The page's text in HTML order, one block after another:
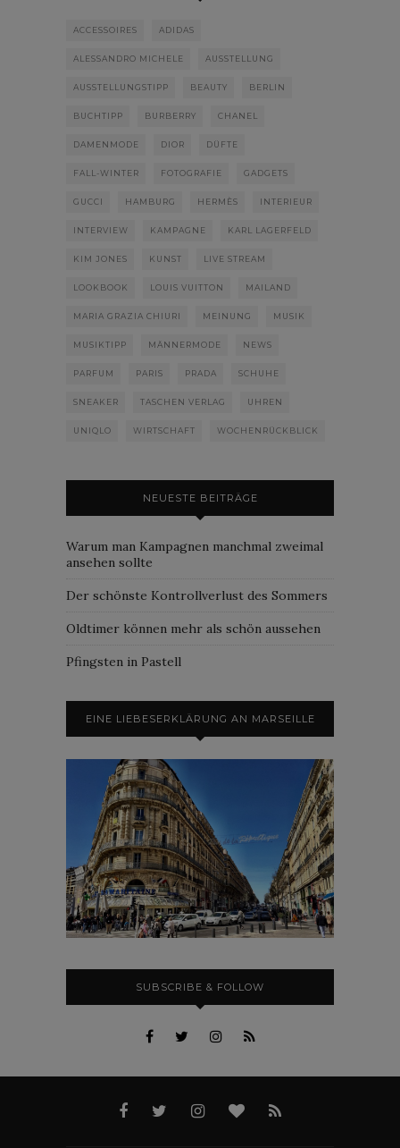
ACCESSOIRES ADIDAS
ALESSANDRO MICHELE AUSSTELLUNG
AUSSTELLUNGSTIPP BEAUTY BERLIN
BUCHTIPP BURBERRY CHANEL
DAMENMODE DIOR DÜFTE
FALL-WINTER FOTOGRAFIE GADGETS
GUCCI HAMBURG HERMÈS INTERIEUR
INTERVIEW KAMPAGNE KARL LAGERFELD
KIM JONES KUNST LIVE STREAM
LOOKBOOK LOUIS VUITTON MAILAND
MARIA GRAZIA CHIURI MEINUNG MUSIK
MUSIKTIPP MÄNNERMODE NEWS
PARFUM PARIS PRADA SCHUHE
SNEAKER TASCHEN VERLAG UHREN
UNIQLO WIRTSCHAFT WOCHENRÜCKBLICK
NEUESTE BEITRÄGE
Warum man Kampagnen manchmal zweimal
ansehen sollte
Der schönste Kontrollverlust des Sommers
Oldtimer können mehr als schön aussehen
Pfingsten in Pastell
EINE LIEBESERKLÄRUNG AN MARSEILLE
SUBSCRIBE & FOLLOW